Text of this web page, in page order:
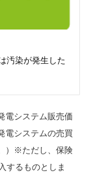
汚染が発生した
電システム販売価
電システムの売買
）※ただし、保険
するものとしま